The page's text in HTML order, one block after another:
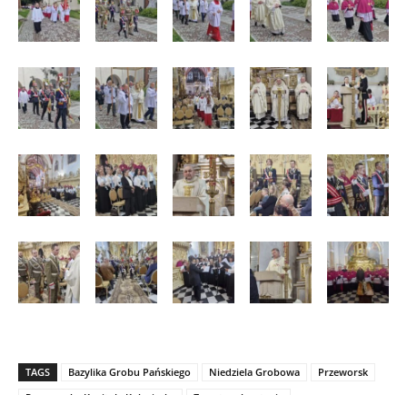
TAGS Bazylika Grobu Pańskiego Niedziela Grobowa
Przeworsk